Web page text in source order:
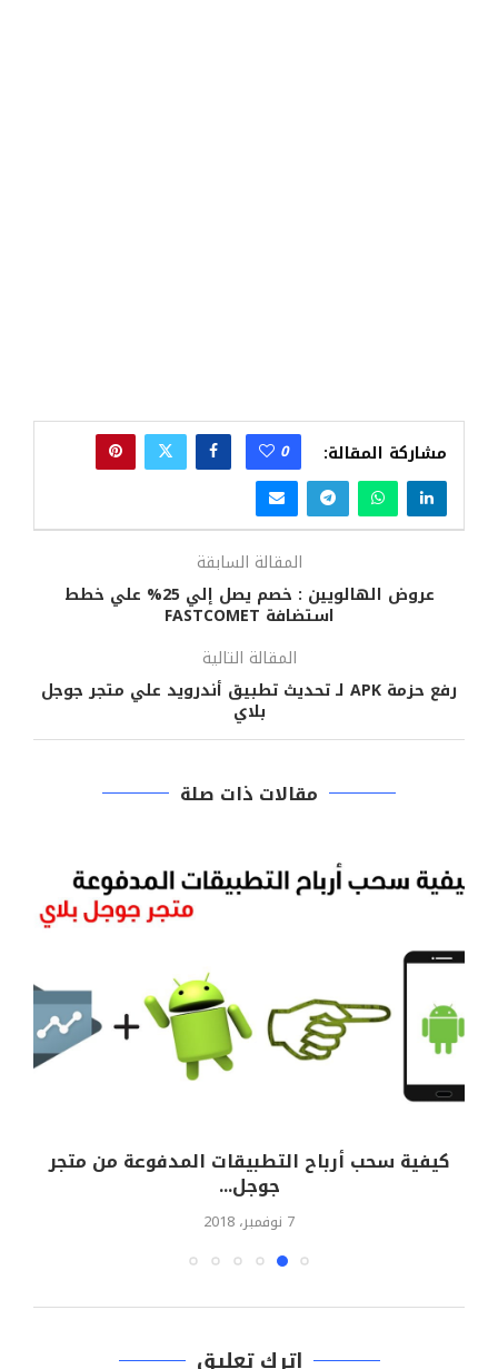
مشاركة المقالة: 0
المقالة السابقة
عروض الهالويين : خصم يصل إلي 25% علي خطط
استضافة FASTCOMET
المقالة التالية
رفع حزمة APK لـ تحديث تطبيق أندرويد علي متجر جوجل
بلاي
مقالات ذات صلة
كيفية سحب أرباح التطبيقات المدفوعة من متجر
جوجل...
7 نوفمبر، 2018
اترك تعليق